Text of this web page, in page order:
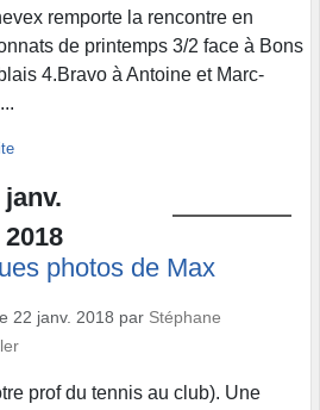
remporte la rencontre en
de printemps 3/2 face à Bons
4.Bravo à Antoine et Marc-
janv.
2018
photos de Max
22 janv. 2018 par Stéphane
prof du tennis au club). Une